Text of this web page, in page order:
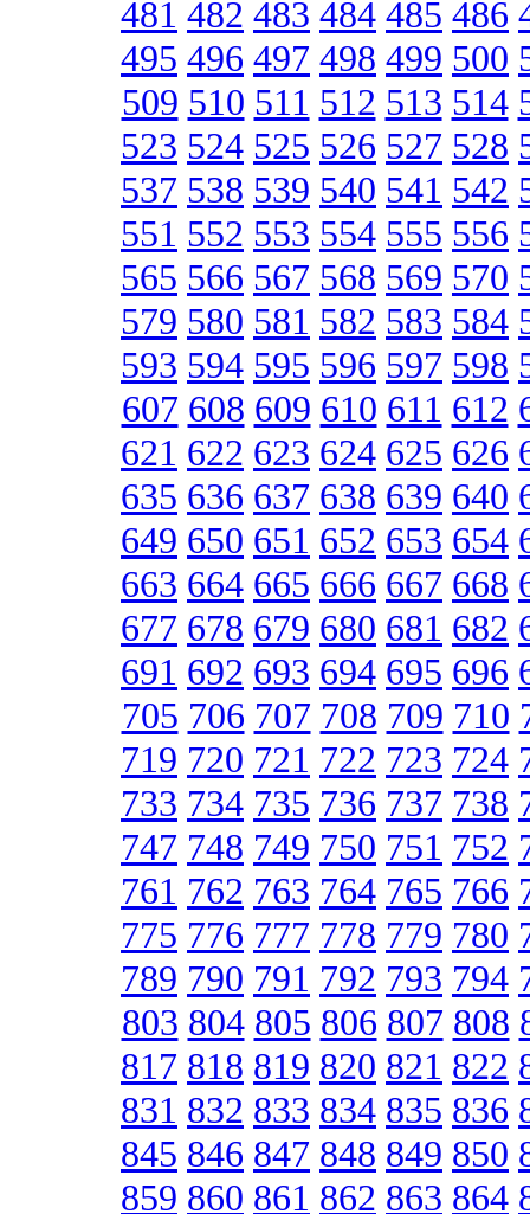
481 482 483 484 485 486
495 496 497 498 499 500
509 510 511 512 513 514
523 524 525 526 527 528
537 538 539 540 541 542
551 552 553 554 555 556
565 566 567 568 569 570
579 580 581 582 583 584
593 594 595 596 597 598
607 608 609 610 611 612
621 622 623 624 625 626
635 636 637 638 639 640
649 650 651 652 653 654
663 664 665 666 667 668
677 678 679 680 681 682
691 692 693 694 695 696
705 706 707 708 709 710
719 720 721 722 723 724
733 734 735 736 737 738
747 748 749 750 751 752
761 762 763 764 765 766
775 776 777 778 779 780
789 790 791 792 793 794
803 804 805 806 807 808
817 818 819 820 821 822
831 832 833 834 835 836
845 846 847 848 849 850
859 860 861 862 863 864